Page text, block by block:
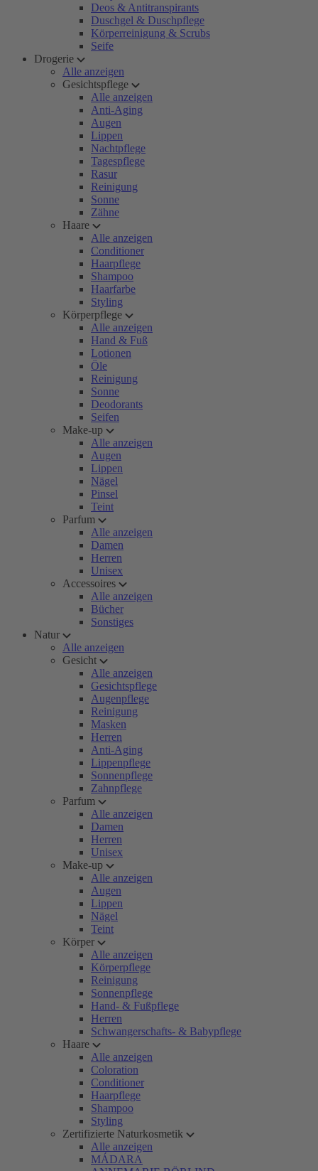
Deos & Antitranspirants
Duschgel & Duschpflege
Körperreinigung & Scrubs
Seife
Drogerie
Alle anzeigen
Gesichtspflege
Alle anzeigen
Anti-Aging
Augen
Lippen
Nachtpflege
Tagespflege
Rasur
Reinigung
Sonne
Zähne
Haare
Alle anzeigen
Conditioner
Haarpflege
Shampoo
Haarfarbe
Styling
Körperpflege
Alle anzeigen
Hand & Fuß
Lotionen
Öle
Reinigung
Sonne
Deodorants
Seifen
Make-up
Alle anzeigen
Augen
Lippen
Nägel
Pinsel
Teint
Parfum
Alle anzeigen
Damen
Herren
Unisex
Accessoires
Alle anzeigen
Bücher
Sonstiges
Natur
Alle anzeigen
Gesicht
Alle anzeigen
Gesichtspflege
Augenpflege
Reinigung
Masken
Herren
Anti-Aging
Lippenpflege
Sonnenpflege
Zahnpflege
Parfum
Alle anzeigen
Damen
Herren
Unisex
Make-up
Alle anzeigen
Augen
Lippen
Nägel
Teint
Körper
Alle anzeigen
Körperpflege
Reinigung
Sonnenpflege
Hand- & Fußpflege
Herren
Schwangerschafts- & Babypflege
Haare
Alle anzeigen
Coloration
Conditioner
Haarpflege
Shampoo
Styling
Zertifizierte Naturkosmetik
Alle anzeigen
MÁDARA